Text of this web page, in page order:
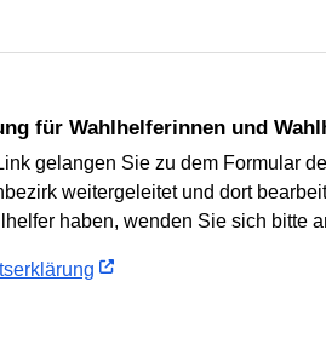
für Wahlhelferinnen und
gelangen Sie zu dem Formular
weitergeleitet und dort
haben, wenden Sie sich bitte